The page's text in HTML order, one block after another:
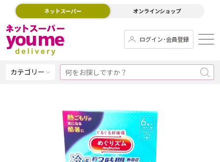
ネットスーパー オンラインショップ
ログイン･会員登録
カテゴリー